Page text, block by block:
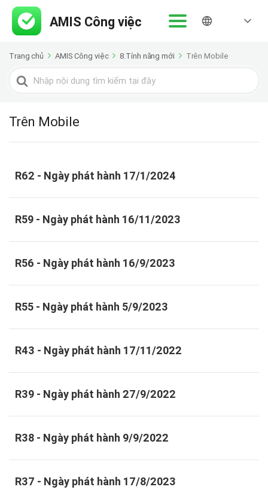
Trang chủ AMIS Công việc 8.Tính năng mới Trên Mobile
Tìm
kiếm
Trên Mobile
R62 - Ngày phát hành 17/1/2024
R59 - Ngày phát hành 16/11/2023
R56 - Ngày phát hành 16/9/2023
R55 - Ngày phát hành 5/9/2023
R43 - Ngày phát hành 17/11/2022
R39 - Ngày phát hành 27/9/2022
R38 - Ngày phát hành 9/9/2022
R37 - Ngày phát hành 17/8/2023